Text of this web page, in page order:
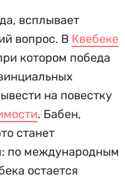
всплывает
вопрос. В Квебеке
котором победа
на повестку
. Бабен,
станет
по международным
остается